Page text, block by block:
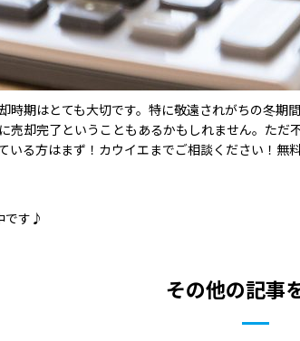
時期はとても大切です。特に敬遠されがちの冬
売却完了ということもあるかもしれません。た
いる方はまず！カウイエまでご相談ください！
です♪
その他の記事